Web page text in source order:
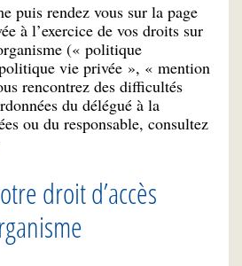
puis rendez vous sur la page
à l’exercice de vos droits sur
(« politique
vie privée », « mention
rencontrez des difficultés
du délégué à la
ou du responsable, consultez
droit d’accès